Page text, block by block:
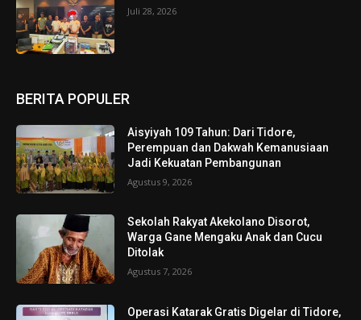
Juli 28, 2026
BERITA POPULER
Aisyiyah 109 Tahun: Dari Tidore,
Perempuan dan Dakwah Kemanusiaan
Jadi Kekuatan Pembangunan
Agustus 9, 2026
Sekolah Rakyat Akekolano Disorot,
Warga Gane Mengaku Anak dan Cucu
Ditolak
Agustus 7, 2026
Operasi Katarak Gratis Digelar di Tidore,